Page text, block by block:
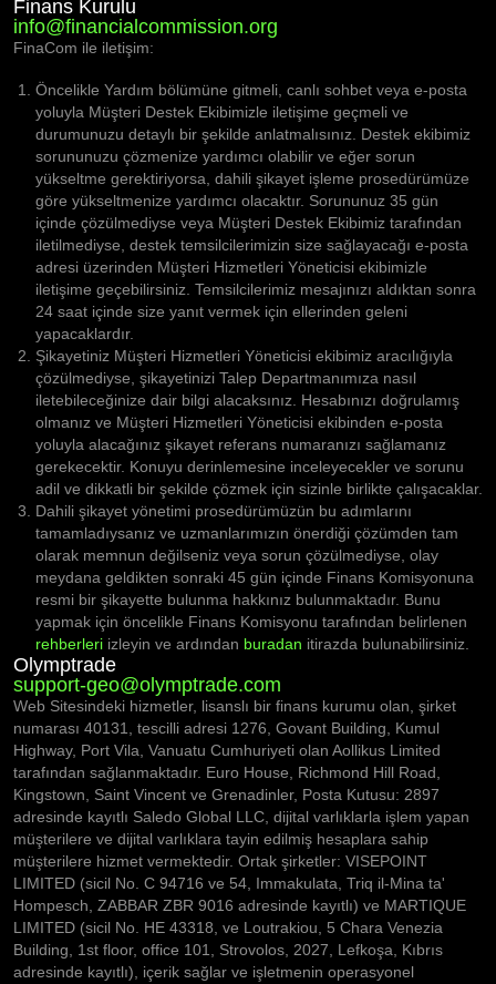
Finans Kurulu
info@financialcommission.org
FinaCom ile iletişim:
Öncelikle Yardım bölümüne gitmeli, canlı sohbet veya e-posta
yoluyla Müşteri Destek Ekibimizle iletişime geçmeli ve
durumunuzu detaylı bir şekilde anlatmalısınız. Destek ekibimiz
sorununuzu çözmenize yardımcı olabilir ve eğer sorun
yükseltme gerektiriyorsa, dahili şikayet işleme prosedürümüze
göre yükseltmenize yardımcı olacaktır. Sorununuz 35 gün
içinde çözülmediyse veya Müşteri Destek Ekibimiz tarafından
iletilmediyse, destek temsilcilerimizin size sağlayacağı e-posta
adresi üzerinden Müşteri Hizmetleri Yöneticisi ekibimizle
iletişime geçebilirsiniz. Temsilcilerimiz mesajınızı aldıktan sonra
24 saat içinde size yanıt vermek için ellerinden geleni
yapacaklardır.
Şikayetiniz Müşteri Hizmetleri Yöneticisi ekibimiz aracılığıyla
çözülmediyse, şikayetinizi Talep Departmanımıza nasıl
iletebileceğinize dair bilgi alacaksınız. Hesabınızı doğrulamış
olmanız ve Müşteri Hizmetleri Yöneticisi ekibinden e-posta
yoluyla alacağınız şikayet referans numaranızı sağlamanız
gerekecektir. Konuyu derinlemesine inceleyecekler ve sorunu
adil ve dikkatli bir şekilde çözmek için sizinle birlikte çalışacaklar.
Dahili şikayet yönetimi prosedürümüzün bu adımlarını
tamamladıysanız ve uzmanlarımızın önerdiği çözümden tam
olarak memnun değilseniz veya sorun çözülmediyse, olay
meydana geldikten sonraki 45 gün içinde Finans Komisyonuna
resmi bir şikayette bulunma hakkınız bulunmaktadır. Bunu
yapmak için öncelikle Finans Komisyonu tarafından belirlenen
rehberleri izleyin ve ardından buradan itirazda bulunabilirsiniz.
Olymptrade
support-geo@olymptrade.com
Web Sitesindeki hizmetler, lisanslı bir finans kurumu olan, şirket
numarası 40131, tescilli adresi 1276, Govant Building, Kumul
Highway, Port Vila, Vanuatu Cumhuriyeti olan Aollikus Limited
tarafından sağlanmaktadır. Euro House, Richmond Hill Road,
Kingstown, Saint Vincent ve Grenadinler, Posta Kutusu: 2897
adresinde kayıtlı Saledo Global LLC, dijital varlıklarla işlem yapan
müşterilere ve dijital varlıklara tayin edilmiş hesaplara sahip
müşterilere hizmet vermektedir. Ortak şirketler: VISEPOINT
LIMITED (sicil No. C 94716 ve 54, Immakulata, Triq il-Mina ta'
Hompesch, ZABBAR ZBR 9016 adresinde kayıtlı) ve MARTIQUE
LIMITED (sicil No. HE 43318, ve Loutrakiou, 5 Chara Venezia
Building, 1st floor, office 101, Strovolos, 2027, Lefkoşa, Kıbrıs
adresinde kayıtlı), içerik sağlar ve işletmenin operasyonel